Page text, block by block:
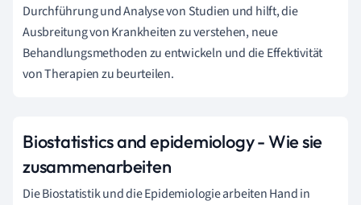
Durchführung und Analyse von Studien und hilft, die
Ausbreitung von Krankheiten zu verstehen, neue
Behandlungsmethoden zu entwickeln und die Effektivität
von Therapien zu beurteilen.
Biostatistics and epidemiology - Wie sie
zusammenarbeiten
Die Biostatistik und die Epidemiologie arbeiten Hand in